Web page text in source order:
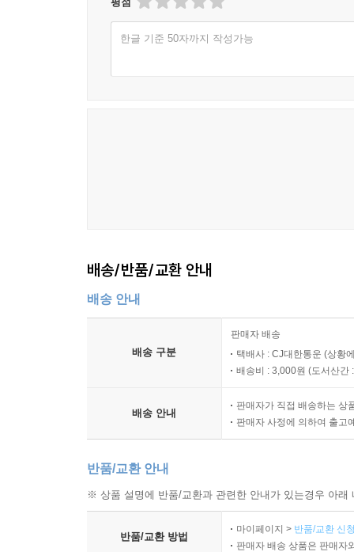
한글 기준 50자까지 작성가능
배송/반품/교환 안내
배송 안내
배송 구분
판매자 배송
택배사 : CJ대한통운 (상황
배송비 : 3,000원 (도서산간
배송 안내
판매자가 직접 배송하는 상
판매자 사정에 의하여 출고
반품/교환 안내
※ 상품 설명에 반품/교환과 관련한 안내가 있는경우 아
반품/교환 방법
마이페이지 > 반품/교환 신
판매자 배송 상품은 판매자